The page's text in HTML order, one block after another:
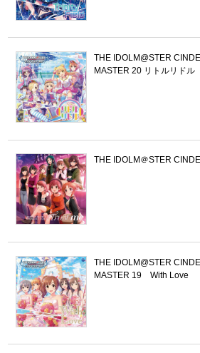
THE IDOLM@STER
MASTER 20 リトルリドル
THE IDOLM＠STER
THE IDOLM@STER
MASTER 19 With Love